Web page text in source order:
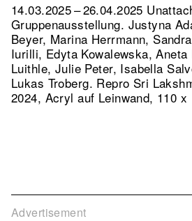
Advertisement
14.03.2025 – 26.04.2025
Gruppenausstellung. Justyna
Beyer, Marina Herrmann,
Iurilli, Edyta Kowalewska,
Luithle, Julie Peter, Isabella
Lukas Troberg. Repro Sri
2024, Acryl auf Leinwand, 110 x